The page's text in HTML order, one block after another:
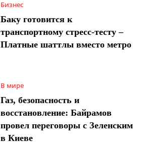
Бизнес
Баку готовится к
транспортному стресс-тесту –
Платные шаттлы вместо метро
В мире
Газ, безопасность и
восстановление: Байрамов
провел переговоры с Зеленским
в Киеве